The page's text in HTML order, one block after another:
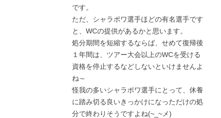
です。
ただ、シャラポワ選手ほどの有名選手です
と、WCの提供があるかと思います。
処分期間を短縮するならば、せめて復帰後
１年間は、ツアー大会以上のWCを受ける
資格を停止するなどしないといけませんよ
ね～
怪我の多いシャラポワ選手にとって、休養
に踏み切る良いきっかけになっただけの処
分で終わりそうですよね(~_~メ)